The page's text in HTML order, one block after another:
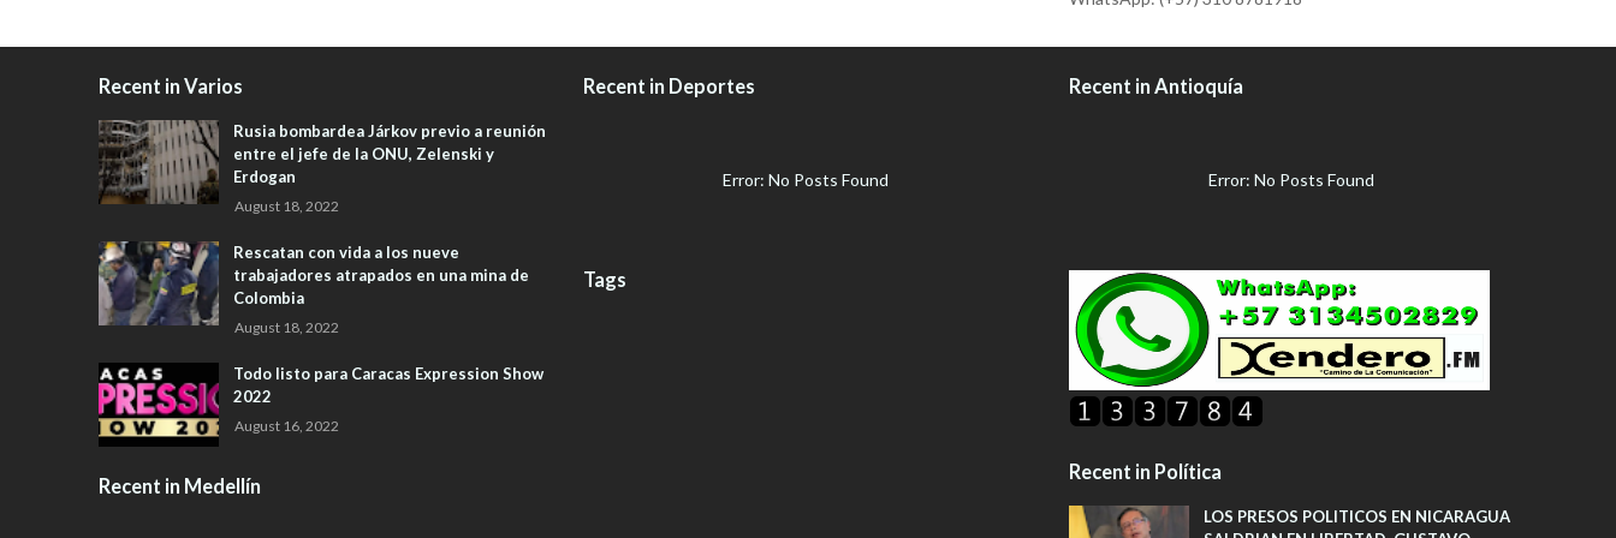
Recent in Varios
Rusia bombardea Járkov previo a reunión
entre el jefe de la ONU, Zelenski y
Erdogan
August 18, 2022
Rescatan con vida a los nueve
trabajadores atrapados en una mina de
Colombia
August 18, 2022
Todo listo para Caracas Expression Show
2022
August 16, 2022
Recent in Medellín
Recent in Deportes
Error: No Posts Found
Tags
Recent in Antioquía
Error: No Posts Found
Recent in Política
LOS PRESOS POLITICOS EN NICARAGUA